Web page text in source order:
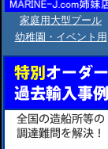
家庭用大型プール
幼稚園・イベント用